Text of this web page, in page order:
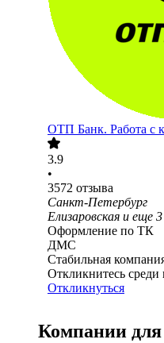
ОТП Банк. Работа с
3.9
•
3572 отзыва
Санкт-Петербург
Елизаровская и еще 3
Оформление по ТК
ДМС
Стабильная
Откликнитесь среди
Откликнуться
Компании для